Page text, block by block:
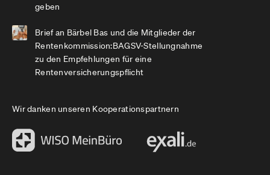
geben
Brief an Bärbel Bas und die Mitglieder der
Rentenkommission:BAGSV-Stellungnahme
zu den Empfehlungen für eine
Rentenversicherungspflicht
Wir danken unseren Kooperationspartnern